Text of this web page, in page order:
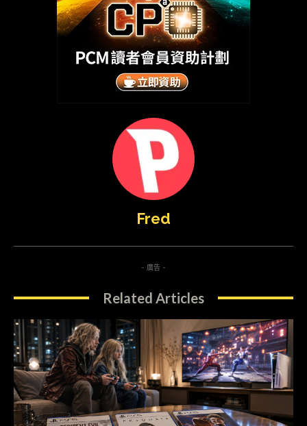
Fred
- 廣告 -
Related Articles